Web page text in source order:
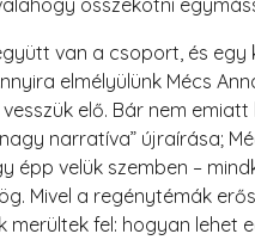
összekötni
van a csoport, és
elmélyülünk Mécs
elő. Bár nem
narratíva” újraírása;
épp velük szemben –
Mivel a regénytémák
fel: hogyan lehet